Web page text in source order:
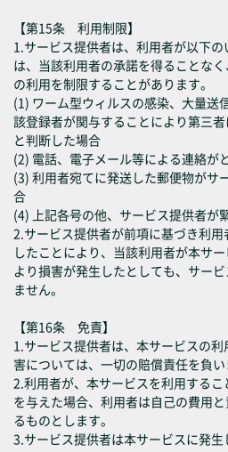
【第15条 利用制限】
1.サービス提供者は、利用者が以下
は、当該利用者の承諾を得ることな
の利用を制限することがあります。
(1) ワーム型ウィルスの感染、大量送
該登録者が関与することにより第三
と判断した場合
(2) 電話、電子メール等による連絡が
(3) 利用者宛てに発送した郵便物がサ
合
(4) 上記各号の他、サービス提供者が
2.サービス提供者が前項に基づき利
したことにより、当該利用者が本サ
より損害が発生したとしても、サー
ません。
【第16条 免責】
1.サービス提供者は、本サービスの
害については、一切の賠償責任を負い
2.利用者が、本サービスを利用する
を与えた場合、利用者は自己の費用
るものとします。
3.サービス提供者は本サービスに発